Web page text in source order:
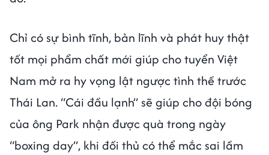
Chỉ có sự bình tĩnh, bản lĩnh và phát huy thật
tốt mọi phẩm chất mới giúp cho tuyển Việt
Nam mở ra hy vọng lật ngược tình thế trước
Thái Lan. “Cái đầu lạnh” sẽ giúp cho đội bóng
của ông Park nhận được quà trong ngày
“boxing day”, khi đối thủ có thể mắc sai lầm